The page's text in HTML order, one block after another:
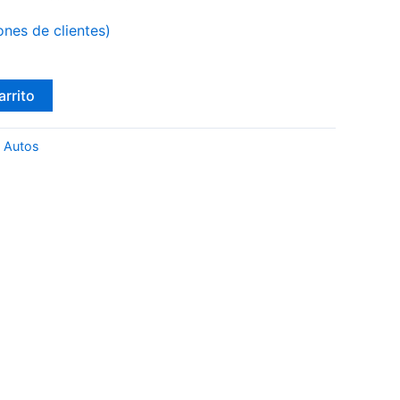
de clientes)
Autos